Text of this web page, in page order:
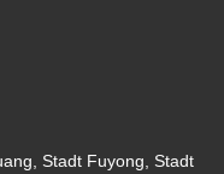
Stadt Fuyong, Stadt